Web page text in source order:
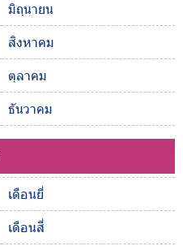
มิถุนายน
สิงหาคม
ตุลาคม
ธันวาคม
เดือนยี่
เดือนสี่